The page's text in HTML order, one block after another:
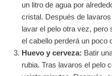
un litro de agua por
cristal. Después de
lavar el pelo otra vez, pero
el cabello perderá un poco
Huevo y cerveza: Batir
rubia. Tras lavaros el pelo